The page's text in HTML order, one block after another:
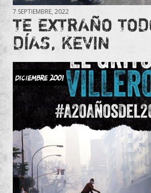
7 SEPTIEMBRE, 2022
TE EXTRAÑO
DÍAS, KEVIN
DICIEMBRE 2001